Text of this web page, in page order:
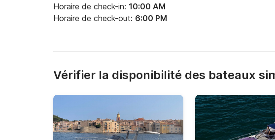
Horaire de check-in: 10:00 AM
Horaire de check-out: 6:00 PM
Vérifier la disponibilité des bateaux